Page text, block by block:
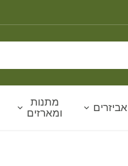
אביזרים
מתנות
ומארזים